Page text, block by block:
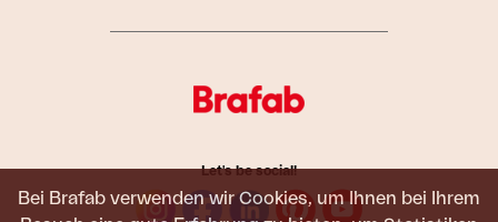
Bei Brafab verwenden wir Cookies, um Ihnen bei Ihrem
Let's be social!